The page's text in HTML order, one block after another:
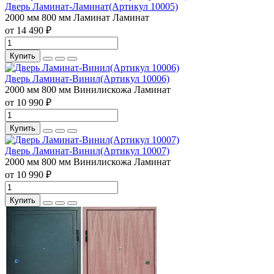
Дверь Ламинат-Ламинат(Артикул 10005)
2000 мм 800 мм Ламинат Ламинат
от 14 490 ₽
Купить
Дверь Ламинат-Винил(Артикул 10006)
2000 мм 800 мм Винилискожа Ламинат
от 10 990 ₽
Купить
Дверь Ламинат-Винил(Артикул 10007)
2000 мм 800 мм Винилискожа Ламинат
от 10 990 ₽
Купить